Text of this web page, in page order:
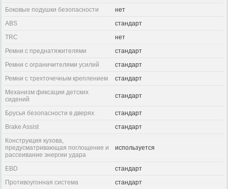
Боковые подушки безопасности
нет
ABS
стандарт
TRC
нет
Ремни с преднатяжителями
стандарт
Ремни с ограничителями усилий
стандарт
Ремни с трехточечным креплением
стандарт
Механизм фиксации детских
сидений
стандарт
Брусья безопасности в дверях
стандарт
Brake Assist
стандарт
Конструкция кузова,
предусматривающая поглощение и
рассеивание энергии удара
используется
EBD
стандарт
Противоугонная система
стандарт